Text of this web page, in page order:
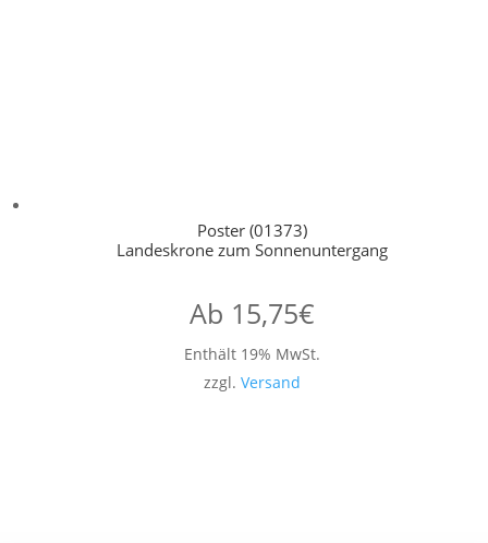
Poster (01373)
Landeskrone zum Sonnenuntergang
Ab 15,75€
Enthält 19% MwSt.
zzgl. Versand